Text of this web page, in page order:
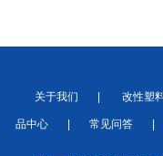
关于我们 改性塑
品中心 常见问答